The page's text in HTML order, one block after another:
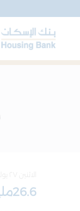
26.6مليون دينار صافي أرباح مجموعة بنك الإسكان في النصف الأول من العام 2020